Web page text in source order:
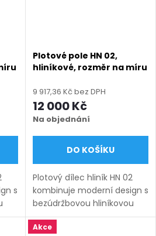
s
Plotové pole HN 02,
hliníkové, rozměr na míru
výška 750 - 2000 mm),
šedá RAL 7030 matná
9 917,36 Kč bez DPH
12 000 Kč
Na objednání
DO KOŠÍKU
Plotový dílec hliník HN 02
kombinuje moderní design s
bezúdržbovou hliníkovou
konstrukcí, která zaručuje
dlouhou životnost a
Akce